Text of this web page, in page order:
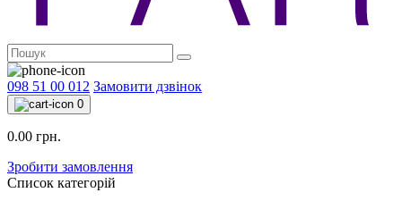
098 51 00 012 Замовити дзвінок
0
0.00 грн.
Зробити замовлення
Список категорій